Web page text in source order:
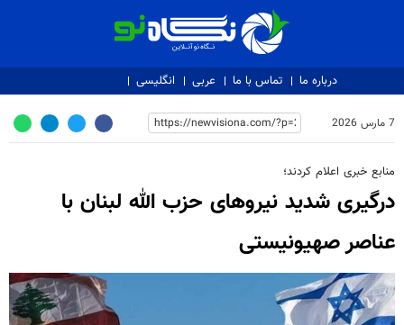
نگاه نو
درباره ما تماس با ما عربی انگلیسی
7 مارس 2026
منابع خبری اعلام کردند؛
درگیری شدید نیروهای حزب الله لبنان با
عناصر صهیونیستی